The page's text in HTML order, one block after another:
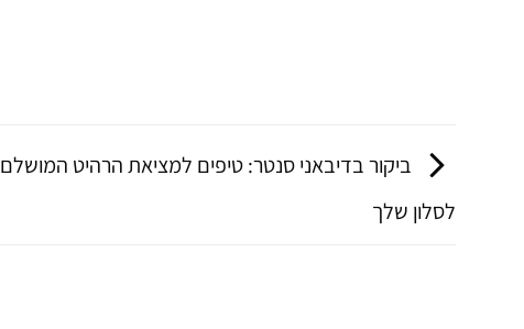
ביקור בדיבאני סנטר: טיפים למציאת הרהיט המושלם
לסלון שלך